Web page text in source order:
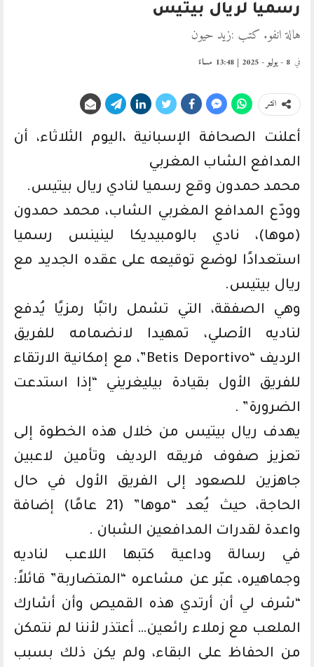
رسميا لريال بيتيس
هالة انفو. كتب :زيد حيون
في 8 - يوليو - 2025 | 13:48 مساءً
انشر
أعلنت الصحافة الإسبانية ،اليوم الثلاثاء، أن
المدافع الشاب المغربي
محمد حمدون وقع رسميا لنادي ريال بيتيس.
وودّع المدافع المغربي الشاب، محمد حمدون
(موها)، نادي بالومبيديكا لينينس رسميا
استعدادًا لوضع توقيعه على عقده الجديد مع
ريال بيتيس.
وهي الصفقة، التي تشمل راتبًا رمزيًا يُدفع
لناديه الأصلي، تمهيدا لانضمامه للفريق
الرديف “Betis Deportivo”، مع إمكانية الارتقاء
للفريق الأول بقيادة بيليغريني “إذا استدعت
الضرورة” .
يهدف ريال بيتيس من خلال هذه الخطوة إلى
تعزيز صفوف فريقه الرديف وتأمين لاعبين
جاهزين للصعود إلى الفريق الأول في حال
الحاجة، حيث يُعد “موها” (21 عامًا) إضافة
واعدة لقدرات المدافعين الشبان .
في رسالة وداعية كتبها اللاعب لناديه
وجماهيره، عبّر عن مشاعره “المتضاربة” قائلاً:
“شرف لي أن أرتدي هذه القميص وأن أشارك
الملعب مع زملاء رائعين… أعتذر لأننا لم نتمكن
من الحفاظ على البقاء، ولم يكن ذلك بسبب